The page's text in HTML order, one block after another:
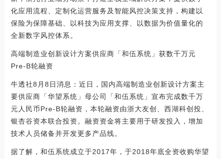
化应用流程、定制化运营服务及智能风控决策支持，构建以
保险为保障基础、以科技为应用支撑、以数据为价值量化的
全新数字风控体系。
高端制造业创新设计方案供应商「和伍系统」获数千万元
Pre-B轮融资
牛透社8月8日消息：近日，国内高端制造业创新设计方案主
要供应商「华望系统」母公司「和伍系统」宣布完成数千万
元人民币Pre-B轮融资，本轮融资由浙大友创、西湖科创投、
银杏谷资本联合投资。融资资金将主要用于研发投入，增加
技术人员储备并开发更多产品线。
据了解，和伍系统成立于2017年，于2018年底全资收购华望